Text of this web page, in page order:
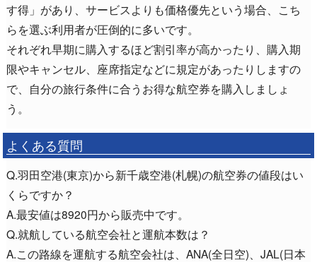
す得」があり、サービスよりも価格優先という場合、こち
らを選ぶ利用者が圧倒的に多いです。
それぞれ早期に購入するほど割引率が高かったり、購入期
限やキャンセル、座席指定などに規定があったりしますの
で、自分の旅行条件に合うお得な航空券を購入しましょ
う。
よくある質問
Q.羽田空港(東京)から新千歳空港(札幌)の航空券の値段はい
くらですか？
A.最安値は8920円から販売中です。
Q.就航している航空会社と運航本数は？
A.この路線を運航する航空会社は、ANA(全日空)、JAL(日本